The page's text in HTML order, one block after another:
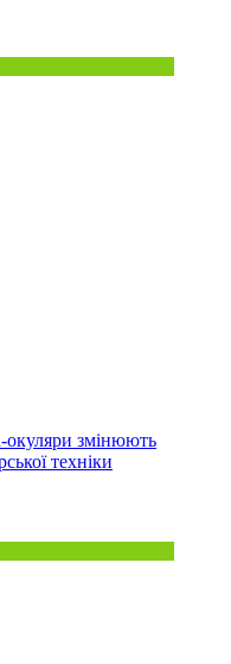
окуляри змінюють
техніки